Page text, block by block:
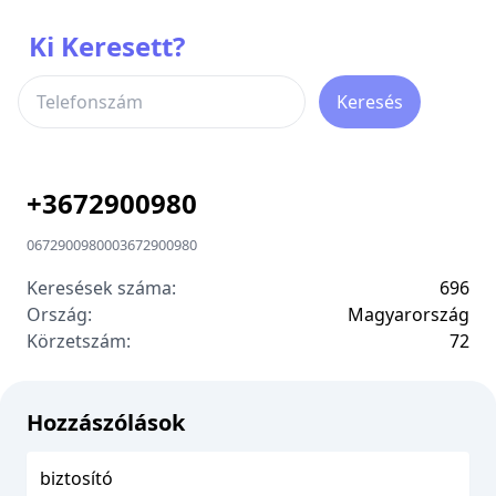
Ki Keresett?
Keresés
+3672900980
0672900980003672900980
Keresések száma:
696
Ország:
Magyarország
Körzetszám:
72
Hozzászólások
biztosító